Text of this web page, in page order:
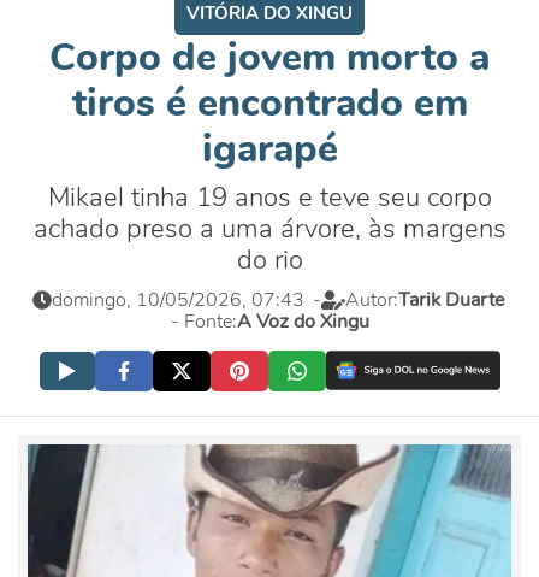
VITÓRIA DO XINGU
Corpo de jovem morto a
tiros é encontrado em
igarapé
Mikael tinha 19 anos e teve seu corpo
achado preso a uma árvore, às margens
do rio
domingo, 10/05/2026, 07:43 - Autor:Tarik Duarte
- Fonte:A Voz do Xingu